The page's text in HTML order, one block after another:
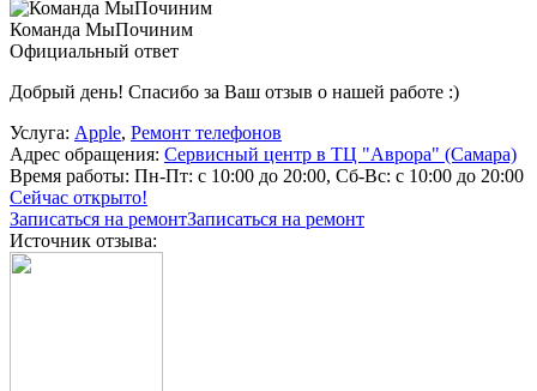
Команда МыПочиним
Официальный ответ
Добрый день! Спасибо за Ваш отзыв о нашей работе :)
Услуга: Apple, Ремонт телефонов
Адрес обращения: Сервисный центр в ТЦ "Аврора" (Самара)
Время работы: Пн-Пт: с 10:00 до 20:00, Сб-Вс: с 10:00 до 20:00
Сейчас открыто!
Записаться на ремонтЗаписаться на ремонт
Источник отзыва: